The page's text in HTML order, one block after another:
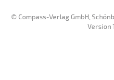
© Compass-Verlag GmbH,
Version